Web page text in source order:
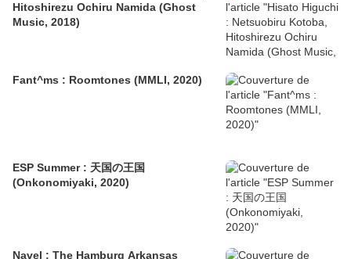
Hitoshirezu Ochiru Namida (Ghost
Music, 2018)
Fant^ms : Roomtones (MMLI, 2020)
ESP Summer : 天国の王国
(Onkonomiyaki, 2020)
Navel : The Hamburg Arkansas